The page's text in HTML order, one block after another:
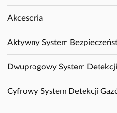
Akcesoria
Aktywny System
Dwuprogowy System
Cyfrowy System Detekcji